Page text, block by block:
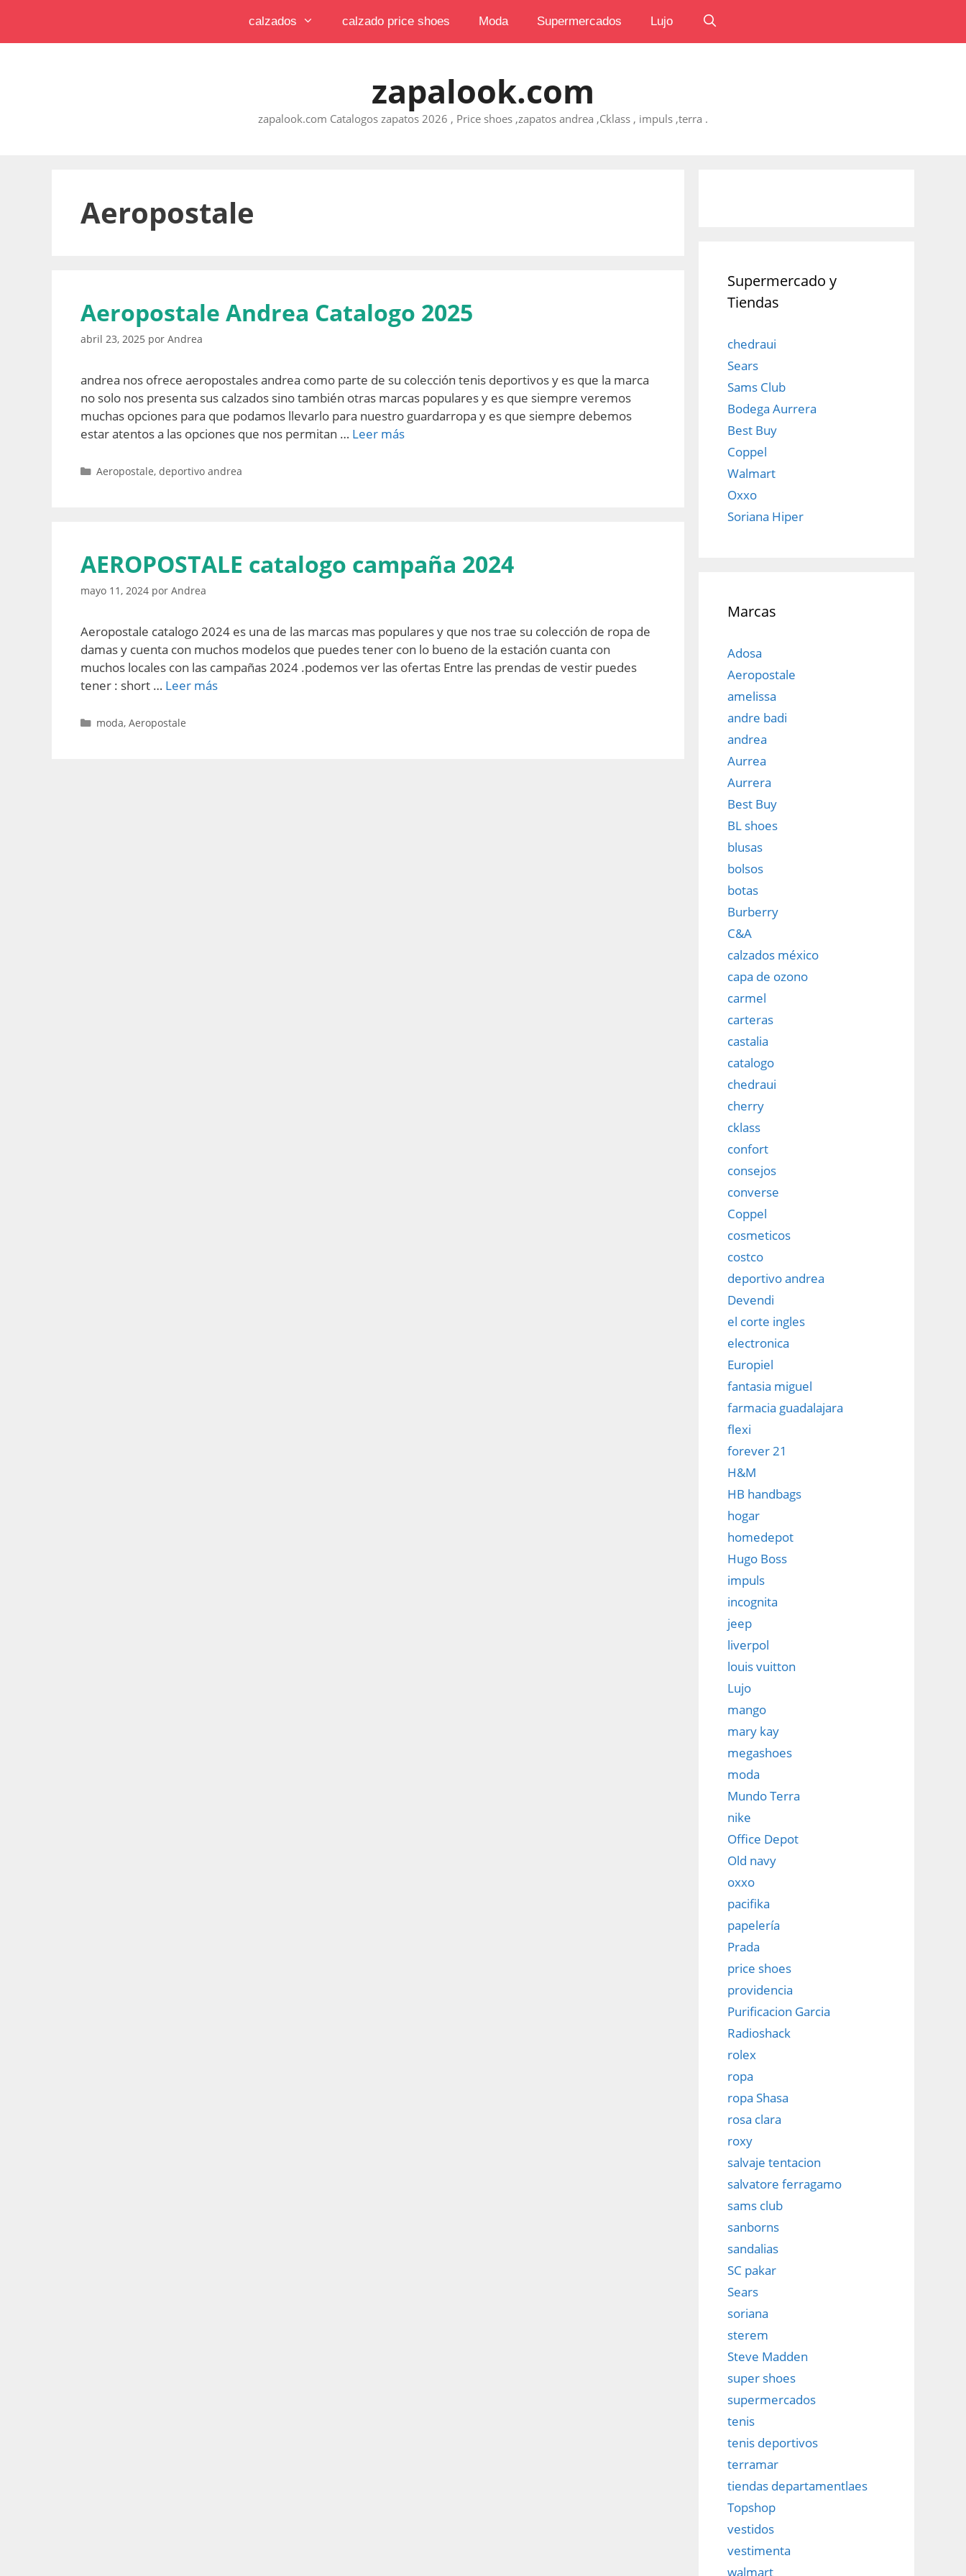
contenido
calzados calzado price shoes Moda Supermercados Lujo
zapalook.com
zapalook.com Catalogos zapatos 2026 , Price shoes ,zapatos andrea ,Cklass , impuls ,terra .
Aeropostale
Aeropostale Andrea Catalogo 2025
abril 23, 2025 por Andrea
andrea nos ofrece aeropostales andrea como parte de su colección tenis deportivos y es que la marca
no solo nos presenta sus calzados sino también otras marcas populares y es que siempre veremos
muchas opciones para que podamos llevarlo para nuestro guardarropa y es que siempre debemos
estar atentos a las opciones que nos permitan … Leer más
Categorías
Aeropostale, deportivo andrea
AEROPOSTALE catalogo campaña 2024
mayo 11, 2024 por Andrea
Aeropostale catalogo 2024 es una de las marcas mas populares y que nos trae su colección de ropa de
damas y cuenta con muchos modelos que puedes tener con lo bueno de la estación cuanta con
muchos locales con las campañas 2024 .podemos ver las ofertas Entre las prendas de vestir puedes
tener : short … Leer más
Categorías
moda, Aeropostale
Supermercado y
Tiendas
chedraui
Sears
Sams Club
Bodega Aurrera
Best Buy
Coppel
Walmart
Oxxo
Soriana Hiper
Marcas
Adosa
Aeropostale
amelissa
andre badi
andrea
Aurrea
Aurrera
Best Buy
BL shoes
blusas
bolsos
botas
Burberry
C&A
calzados méxico
capa de ozono
carmel
carteras
castalia
catalogo
chedraui
cherry
cklass
confort
consejos
converse
Coppel
cosmeticos
costco
deportivo andrea
Devendi
el corte ingles
electronica
Europiel
fantasia miguel
farmacia guadalajara
flexi
forever 21
H&M
HB handbags
hogar
homedepot
Hugo Boss
impuls
incognita
jeep
liverpol
louis vuitton
Lujo
mango
mary kay
megashoes
moda
Mundo Terra
nike
Office Depot
Old navy
oxxo
pacifika
papelería
Prada
price shoes
providencia
Purificacion Garcia
Radioshack
rolex
ropa
ropa Shasa
rosa clara
roxy
salvaje tentacion
salvatore ferragamo
sams club
sanborns
sandalias
SC pakar
Sears
soriana
sterem
Steve Madden
super shoes
supermercados
tenis
tenis deportivos
terramar
tiendas departamentlaes
Topshop
vestidos
vestimenta
walmart